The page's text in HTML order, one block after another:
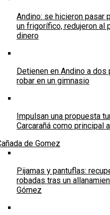
Andino: se hicieron pasar
un frigorífico, redujeron al
dinero
Detienen en Andino a
robar en un gimnasio
Impulsan una propuesta
Carcarañá como principal
de Gomez
Pijamas y pantuflas:
robadas tras un
Gómez